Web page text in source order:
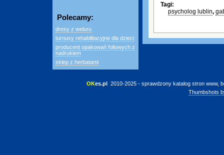
Polecamy:
dresy z weluru
turnusy rehabilitacyjne dla dzieci
producent opakowań foliowych z
nadrukiem
sklep z herbatami
Tagi:
psycholog lublin,
OKes.pl 2010-2025 - sprawdzony katalog stron www,
Thumbshots